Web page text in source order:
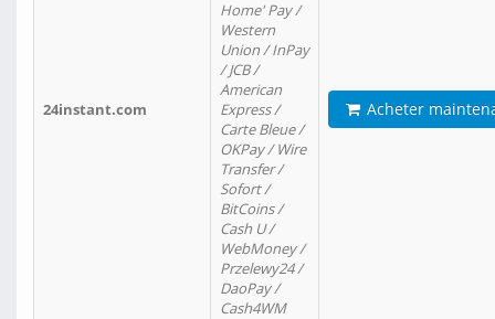
24instant.com
Home' Pay /
Western
Union / InPay
/ JCB /
American
Express /
Carte Bleue /
OKPay / Wire
Transfer /
Sofort /
BitCoins /
Cash U /
WebMoney /
Przelewy24 /
DaoPay /
Cash4WM
Acheter